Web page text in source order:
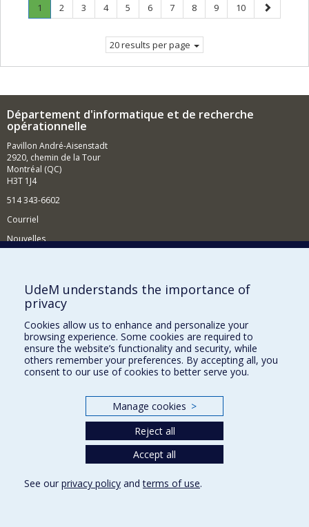
Page
1
Current
Page
2 Page
3 Page
4 Page
5 Page
6 Page
7 Page
8 Page
9 Page
10
Next
page
20 results per page
Département d'informatique et de recherche
opérationnelle
Pavillon André-Aisenstadt
2920, chemin de la Tour
Montréal (QC)
H3T 1J4
514 343-6602
Courriel
Nouvelles
Comment soutenir le Département?
BESOIN D'AIDE?
Plan du site
Signaler une erreur
Accessibilité
Nos départements et écoles
UdeM understands the importance of
privacy
Cookies allow us to enhance and personalize your
browsing experience. Some cookies are required to
ensure the website’s functionality and security, while
others remember your preferences. By accepting all, you
consent to our use of cookies to better serve you.
Manage cookies >
Reject all
Accept all
See our privacy policy andterms of use.